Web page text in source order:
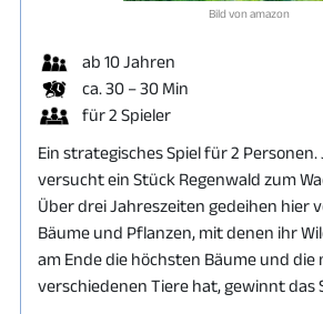
Bild von amazon
ab 10 Jahren
ca. 30 – 30 Min
für 2 Spieler
Ein strategisches Spiel für 2
versucht ein Stück Regenwald zum
Über drei Jahreszeiten gedeihen hier
Bäume und Pflanzen, mit denen ihr
am Ende die höchsten Bäume und die
verschiedenen Tiere hat, gewinnt das